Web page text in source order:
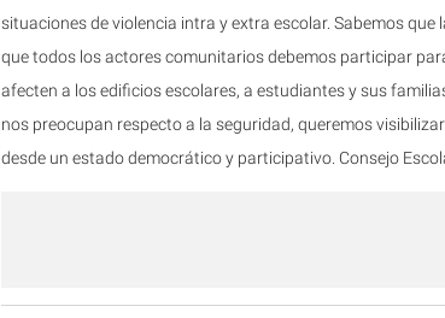
situaciones de violencia intra y extra escolar. Sabemos
que todos los actores comunitarios debemos participar
afecten a los edificios escolares, a estudiantes y sus
nos preocupan respecto a la seguridad, queremos
desde un estado democrático y participativo. Consejo